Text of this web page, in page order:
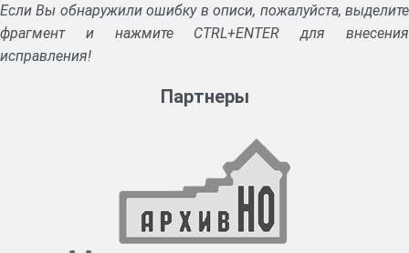
Если Вы обнаружили ошибку в описи, пожалуйста, выделите
фрагмент и нажмите CTRL+ENTER для внесения
исправления!
Партнеры